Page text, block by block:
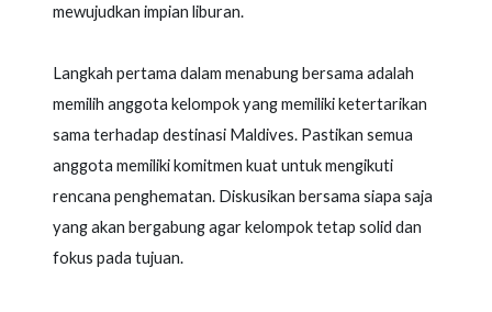
mewujudkan impian liburan.
Langkah pertama dalam menabung bersama adalah
memilih anggota kelompok yang memiliki ketertarikan
sama terhadap destinasi Maldives. Pastikan semua
anggota memiliki komitmen kuat untuk mengikuti
rencana penghematan. Diskusikan bersama siapa saja
yang akan bergabung agar kelompok tetap solid dan
fokus pada tujuan.